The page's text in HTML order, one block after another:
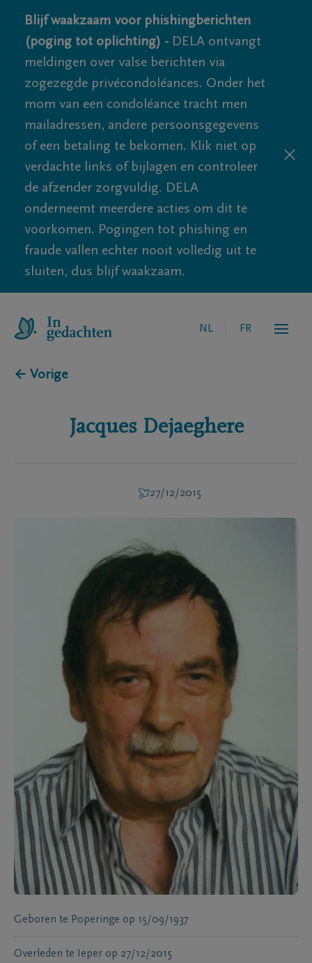
Blijf waakzaam voor phishingberichten
(poging tot oplichting) - DELA ontvangt
meldingen over valse berichten via
zogezegde privécondoléances. Onder het
mom van een condoléance tracht men
mailadressen, andere persoonsgegevens
of een betaling te bekomen. Klik niet op
verdachte links of bijlagen en controleer
de afzender zorgvuldig. DELA
onderneemt meerdere acties om dit te
voorkomen. Pogingen tot phishing en
fraude vallen echter nooit volledig uit te
sluiten, dus blijf waakzaam.
NL FR
← Vorige
Jacques Dejaeghere
27/12/2015
Geboren te Poperinge op 15/09/1937
Overleden te Ieper op 27/12/2015